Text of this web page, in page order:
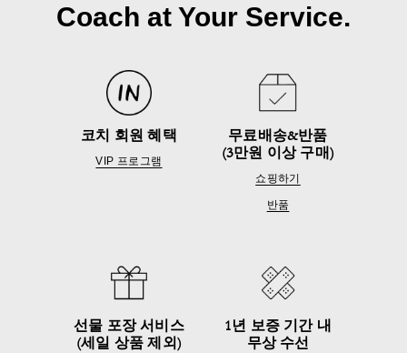
Coach at Your Service.
코치 회원 혜택
VIP 프로그램
무료배송&반품
(3만원 이상 구매)
쇼핑하기
반품
선물 포장 서비스
(세일 상품 제외)
1년 보증 기간 내
무상 수선